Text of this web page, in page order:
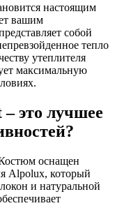
настоящим
вашим
собой
тепло
утеплителя
максимальную
это лучшее
оснащен
Alpolux, который
и натуральной